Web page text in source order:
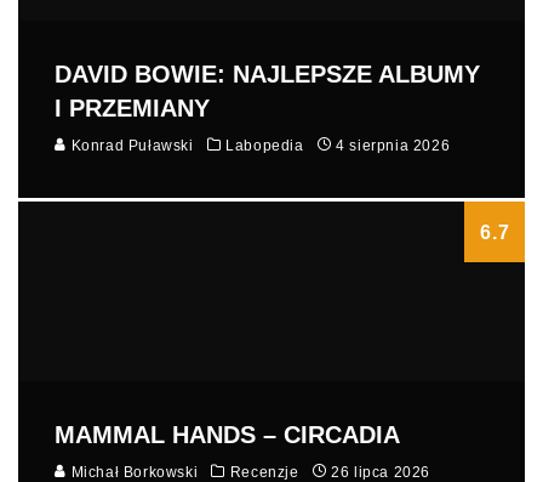
DAVID BOWIE: NAJLEPSZE ALBUMY
I PRZEMIANY
Konrad Puławski Labopedia 4 sierpnia 2026
6.7
MAMMAL HANDS – CIRCADIA
Michał Borkowski Recenzje 26 lipca 2026